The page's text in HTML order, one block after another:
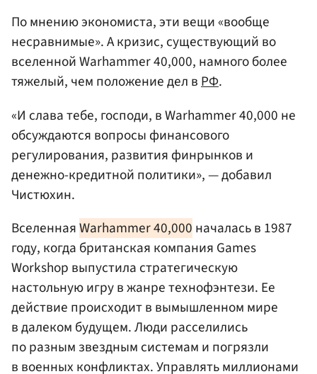
По мнению экономиста, эти вещи «вообще
несравнимые». А кризис, существующий во
вселенной Warhammer 40,000, намного более
тяжелый, чем положение дел вРФ.
«И слава тебе, господи, в Warhammer 40,000 не
обсуждаются вопросы финансового
регулирования, развития финрынков и
денежно-кредитной политики», — добавил
Чистюхин.
ВселеннаяWarhammer 40,000 началась в 1987
году, когда британская компания Games
Workshop выпустила стратегическую
настольную игру в жанре технофэнтези. Ее
действие происходит в вымышленном мире
в далеком будущем. Люди расселились
по разным звездным системам и погрязли
в военных конфликтах. Управлять миллионами